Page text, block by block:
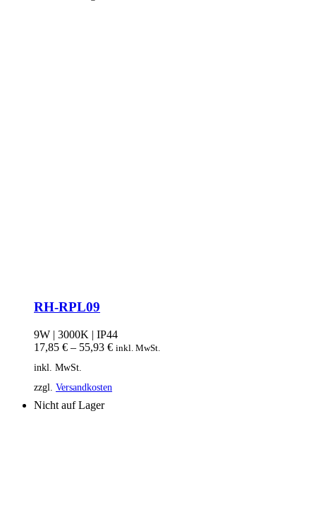
RH-RPL09
9W | 3000K | IP44
17,85 € – 55,93 € inkl. MwSt.
inkl. MwSt.
zzgl. Versandkosten
Nicht auf Lager